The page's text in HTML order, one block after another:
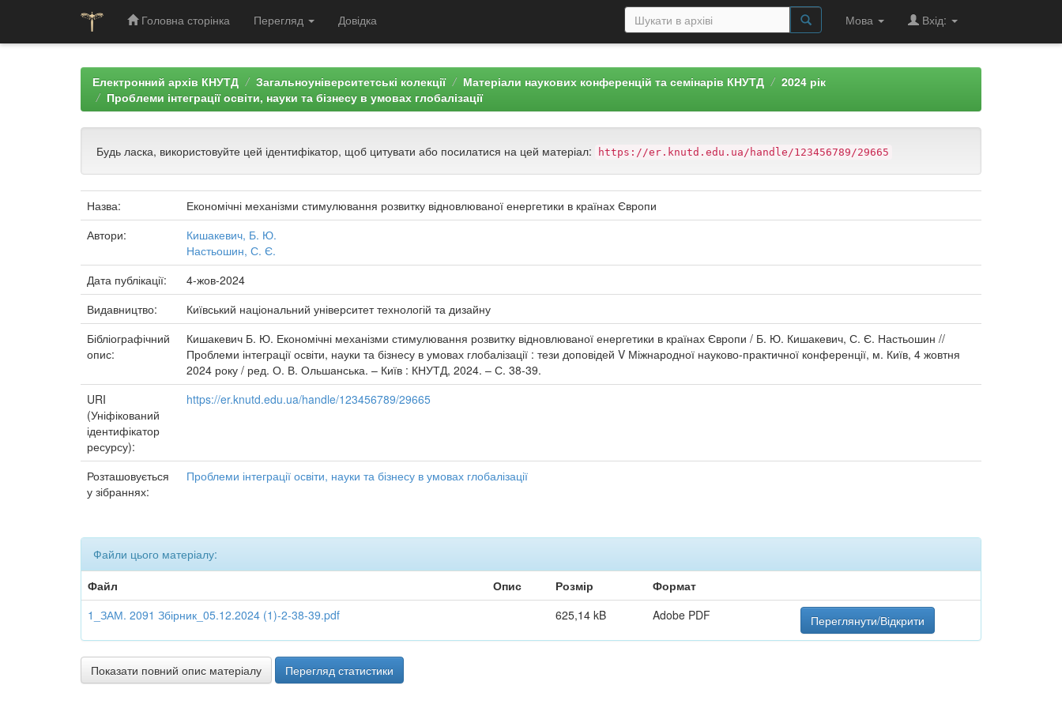
Головна сторінка Перегляд Довідка Мова Вхід:
Електронний архів КНУТД Загальноуніверситетські колекції Матеріали наукових конференцій та семінарів КНУТД
2024 рік
Проблеми інтеграції освіти, науки та бізнесу в умовах глобалізації
Будь ласка, використовуйте цей ідентифікатор, щоб цитувати або посилатися на цей матеріал: https://er.knutd.edu.ua/handle/123456789/29665
Назва:
Економічні механізми стимулювання розвитку відновлюваної енергетики в країнах Європи
Автори:
Кишакевич, Б. Ю.
Настьошин, С. Є.
Дата публікації:
4-жов-2024
Видавництво:
Київський національний університет технологій та дизайну
Бібліографічний
опис:
Кишакевич Б. Ю. Економічні механізми стимулювання розвитку відновлюваної енергетики в країнах Європи / Б. Ю. Кишакевич, С. Є. Настьошин //
Проблеми інтеграції освіти, науки та бізнесу в умовах глобалізації : тези доповідей V Міжнародної науково-практичної конференції, м. Київ, 4 жовтня
2024 року / ред. О. В. Ольшанська. – Київ : КНУТД, 2024. – С. 38-39.
URI
(Уніфікований
ідентифікатор
ресурсу):
https://er.knutd.edu.ua/handle/123456789/29665
Розташовується
у зібраннях:
Проблеми інтеграції освіти, науки та бізнесу в умовах глобалізації
Файли цього матеріалу:
Файл
Опис Розмір
Формат
1_ЗАМ. 2091 Збірник_05.12.2024 (1)-2-38-39.pdf
625,14 kB Adobe PDF Переглянути/Відкрити
Показати повний опис матеріалу Перегляд статистики